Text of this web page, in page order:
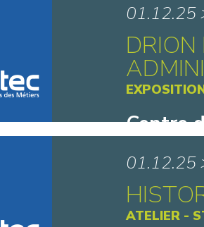
01.12.25
DRION
Centre
01.12.25
ATELIER -